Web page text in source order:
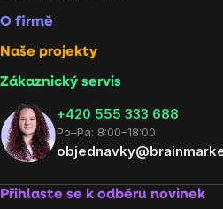
O firmě
Naše projekty
Zákaznický servis
‭+420 555 333 688
Po–Pá: 8:00–18:00
Přihlaste se k odběru novinek